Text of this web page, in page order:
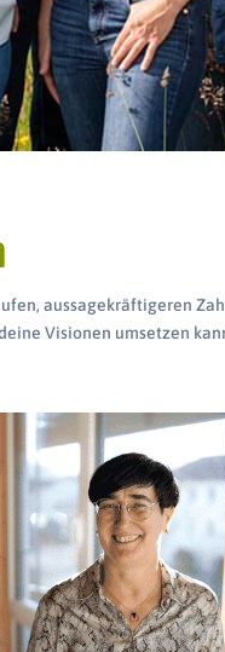
aussagekräftigeren
Visionen umsetzen
Mehr erfahren >>